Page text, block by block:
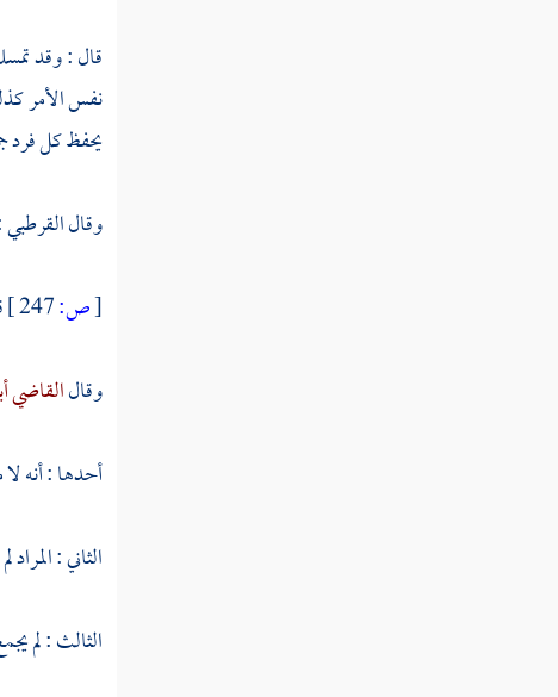
قال : وقد
نفس الأمر
يحفظ كل فرد
وقالالقرطبي
[ص:
وقالالقاضي
أحدها : أنه
الثاني :
الثالث : لم